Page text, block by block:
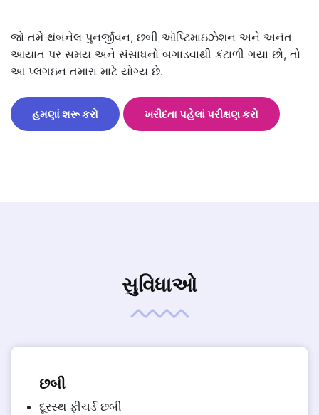
જો તમે થંબનેલ પુનર્જીવન, છબી ઑપ્ટિમાઇઝેશન અને અનંત
આયાત પર સમય અને સંસાધનો બગાડવાથી કંટાળી ગયા છો, તો
આ પ્લગઇન તમારા માટે યોગ્ય છે.
હમણાં શરૂ કરો ખરીદતા પહેલાં પરીક્ષણ કરો
સુવિધાઓ
છબી
દૂરસ્થ ફીચર્ડ છબી